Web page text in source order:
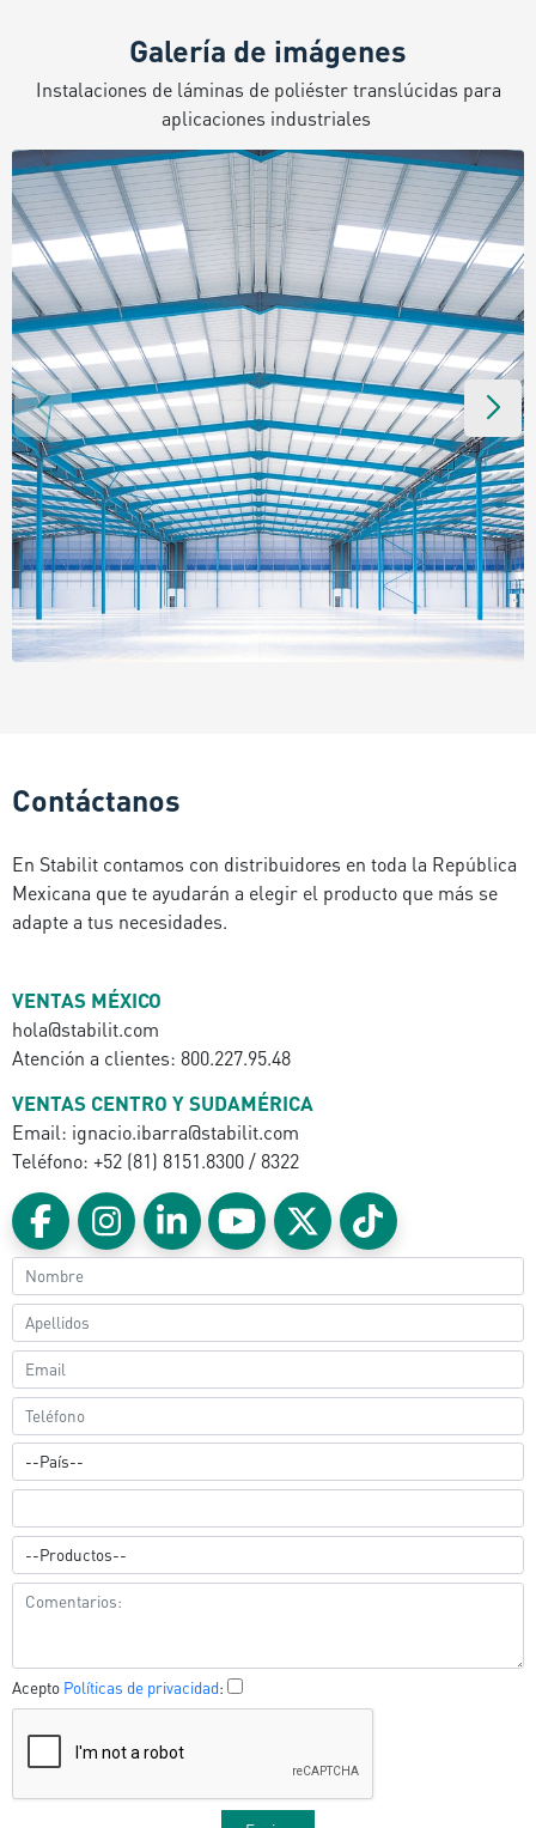
Galería de imágenes
Instalaciones de láminas de poliéster translúcidas para
aplicaciones industriales
Contáctanos
En Stabilit contamos con distribuidores en toda la República
Mexicana que te ayudarán a elegir el producto que más se
adapte a tus necesidades.
VENTAS MÉXICO
hola@stabilit.com
Atención a clientes: 800.227.95.48
VENTAS CENTRO Y SUDAMÉRICA
Email: ignacio.ibarra@stabilit.com
Teléfono: +52 (81) 8151.8300 / 8322
Acepto Políticas de privacidad: